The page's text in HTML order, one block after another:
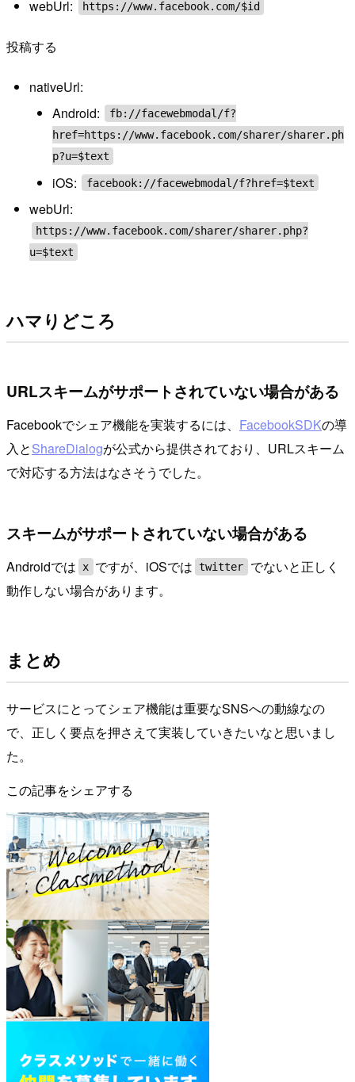
webUrl: https://www.facebook.com/$id
投稿する
nativeUrl:
Android:
fb://facewebmodal/f?
href=https://www.facebook.com/sharer/sharer.ph
p?u=$text
iOS: facebook://facewebmodal/f?href=$text
webUrl:
https://www.facebook.com/sharer/sharer.php?
u=$text
ハマりどころ
URLスキームがサポートされていない場合がある
Facebookでシェア機能を実装するには、 FacebookSDKの導
入とShareDialogが公式から提供されており、URLスキーム
で対応する方法はなさそうでした。
スキームがサポートされていない場合がある
Androidでは x ですが、iOSでは twitter
でないと正しく
動作しない場合があります。
まとめ
サービスにとってシェア機能は重要なSNSへの動線なの
で、正しく要点を押さえて実装していきたいなと思いまし
た。
この記事をシェアする